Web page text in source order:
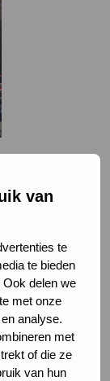
van
te
te bieden
delen we
met onze
analyse.
met
of die ze
van hun